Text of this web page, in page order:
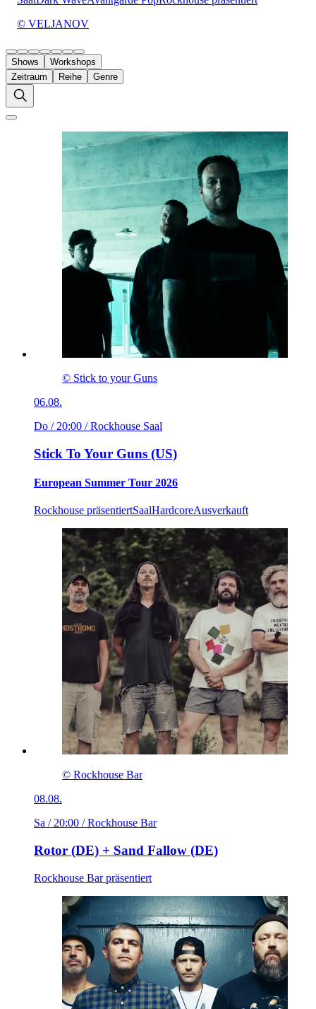
© VELJANOV
Shows
Workshops
Zeitraum
Reihe Genre
© Stick to your Guns
06.08.
Do / 20:00 / Rockhouse Saal
Stick To Your Guns (US)
European Summer Tour 2026
Rockhouse präsentiertSaalHardcoreAusverkauft
© Rockhouse Bar
08.08.
Sa / 20:00 / Rockhouse Bar
Rotor (DE) + Sand Fallow (DE)
Rockhouse Bar präsentiert